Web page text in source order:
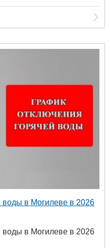
воды в Могилеве в 2026
воды в Могилеве в 2026